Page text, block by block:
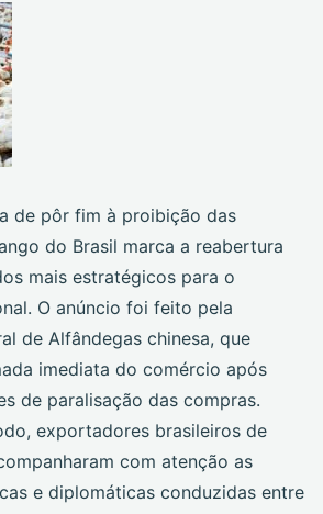
de pôr fim à proibição das
do Brasil marca a reabertura
mais estratégicos para o
O anúncio foi feito pela
de Alfândegas chinesa, que
imediata do comércio após
de paralisação das compras.
exportadores brasileiros de
com atenção as
e diplomáticas conduzidas entre